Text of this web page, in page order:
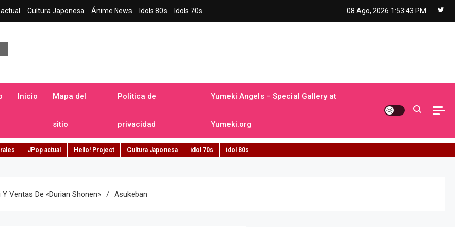
Cultura Japonesa Ánime News Idols 80s Idols 70s 08 Ago, 2026 1:53:44 PM
Inicio Mapa del
sitio
Politica de
privacidad
Yumeki Angels – Special Gallery at
Yumeki.org
JPop actual Hello! Project Cultura Japonesa idol 70s idol 80s
Ventas De «Durian Shonen» Asukeban